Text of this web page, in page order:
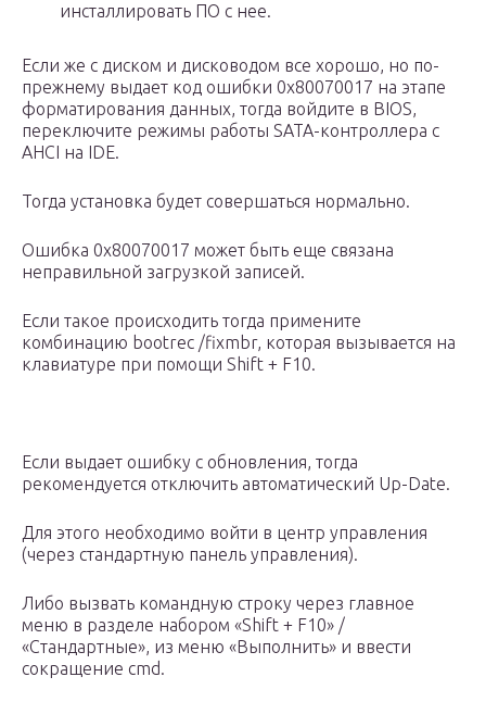
инсталлировать ПО с нее.
Если же с диском и дисководом все хорошо, но по-
прежнему выдает код ошибки 0x80070017 на этапе
форматирования данных, тогда войдите в BIOS,
переключите режимы работы SATA-контроллера с
AHCI на IDE.
Тогда установка будет совершаться нормально.
Ошибка 0x80070017 может быть еще связана
неправильной загрузкой записей.
Если такое происходить тогда примените
комбинацию bootrec /fixmbr, которая вызывается на
клавиатуре при помощи Shift + F10.
Если выдает ошибку с обновления, тогда
рекомендуется отключить автоматический Up-Date.
Для этого необходимо войти в центр управления
(через стандартную панель управления).
Либо вызвать командную строку через главное
меню в разделе набором «Shift + F10» /
«Стандартные», из меню «Выполнить» и ввести
сокращение cmd.